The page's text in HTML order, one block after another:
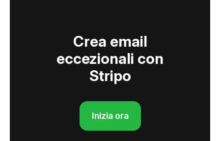
Crea email
eccezionali con
Stripo
Inizia ora